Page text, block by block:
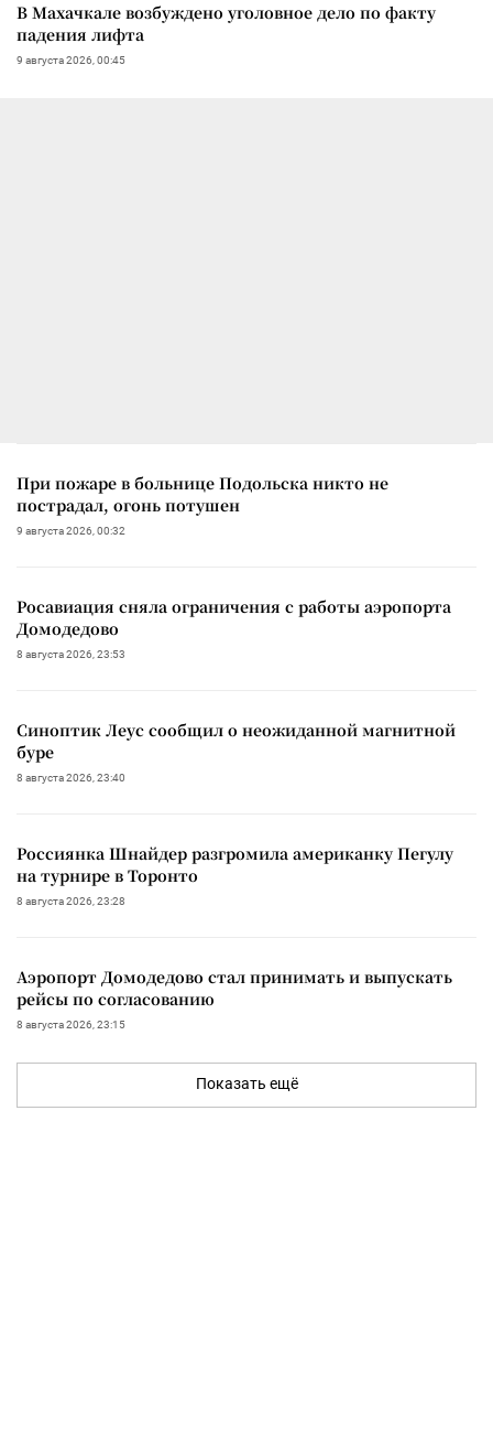
В Махачкале возбуждено уголовное дело по факту
падения лифта
9 августа 2026, 00:45
При пожаре в больнице Подольска никто не
пострадал, огонь потушен
9 августа 2026, 00:32
Росавиация сняла ограничения с работы аэропорта
Домодедово
8 августа 2026, 23:53
Синоптик Леус сообщил о неожиданной магнитной
буре
8 августа 2026, 23:40
Россиянка Шнайдер разгромила американку Пегулу
на турнире в Торонто
8 августа 2026, 23:28
Аэропорт Домодедово стал принимать и выпускать
рейсы по согласованию
8 августа 2026, 23:15
Показать ещё